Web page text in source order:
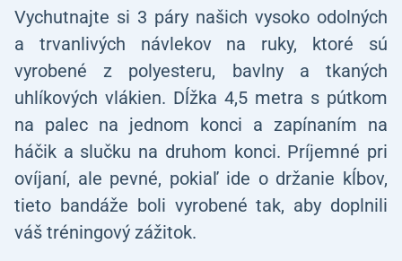
Vychutnajte si 3 páry našich vysoko odolných
a trvanlivých návlekov na ruky, ktoré sú
vyrobené z polyesteru, bavlny a tkaných
uhlíkových vlákien. Dĺžka 4,5 metra s pútkom
na palec na jednom konci a zapínaním na
háčik a slučku na druhom konci. Príjemné pri
ovíjaní, ale pevné, pokiaľ ide o držanie kĺbov,
tieto bandáže boli vyrobené tak, aby doplnili
váš tréningový zážitok.